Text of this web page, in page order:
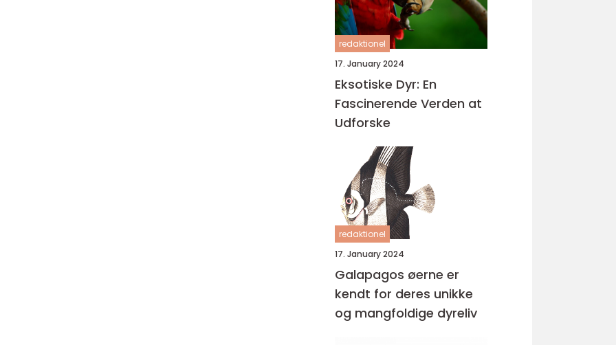
redaktionel
17. January 2024
Eksotiske Dyr: En
Fascinerende Verden at
Udforske
redaktionel
17. January 2024
Galapagos øerne er
kendt for deres unikke
og mangfoldige dyreliv